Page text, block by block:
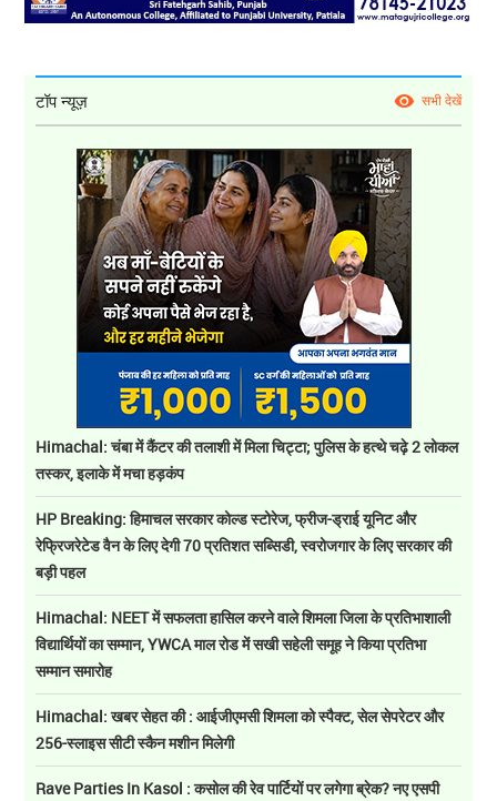
टॉप न्यूज़ सभी देखें
Himachal: चंबा में कैंटर की तलाशी में मिला चिट्टा; पुलिस के हत्थे चढ़े 2 लोकल
तस्कर, इलाके में मचा हड़कंप
HP Breaking: हिमाचल सरकार कोल्ड स्टोरेज, फ्रीज-ड्राई यूनिट और
रेफ्रिजरेटेड वैन के लिए देगी 70 प्रतिशत सब्सिडी, स्वरोजगार के लिए सरकार की
बड़ी पहल
Himachal: NEET में सफलता हासिल करने वाले शिमला जिला के प्रतिभाशाली
विद्यार्थियों का सम्मान, YWCA माल रोड में सखी सहेली समूह ने किया प्रतिभा
सम्मान समारोह
Himachal: खबर सेहत की : आईजीएमसी शिमला को स्पैक्ट, सेल सेपरेटर और
256-स्लाइस सीटी स्कैन मशीन मिलेगी
Rave Parties In Kasol : कसोल की रेव पार्टियों पर लगेगा ब्रेक? नए एसपी